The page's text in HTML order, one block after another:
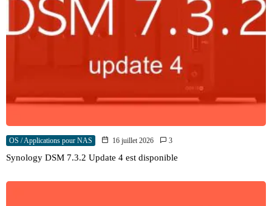
OS / Applications pour NAS 16 juillet 2026 3
Synology DSM 7.3.2 Update 4 est disponible